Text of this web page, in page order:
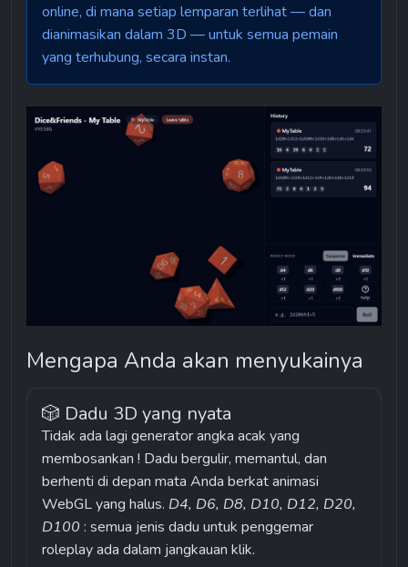
online, di mana setiap lemparan terlihat — dan
dianimasikan dalam 3D — untuk semua pemain
yang terhubung, secara instan.
Mengapa Anda akan menyukainya
🎲 Dadu 3D yang nyata
Tidak ada lagi generator angka acak yang
membosankan ! Dadu bergulir, memantul, dan
berhenti di depan mata Anda berkat animasi
WebGL yang halus. D4, D6, D8, D10, D12, D20,
D100 : semua jenis dadu untuk penggemar
roleplay ada dalam jangkauan klik.